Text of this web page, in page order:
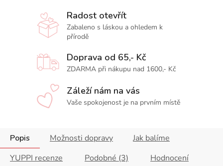
Radost otevřít
Zabaleno s láskou a ohledem k
přírodě
Doprava od 65,- Kč
ZDARMA při nákupu nad 1600,- Kč
Záleží nám na vás
Vaše spokojenost je na prvním místě
Popis Možnosti dopravy
Jak balíme
YUPPI recenze
Podobné (3) Hodnocení